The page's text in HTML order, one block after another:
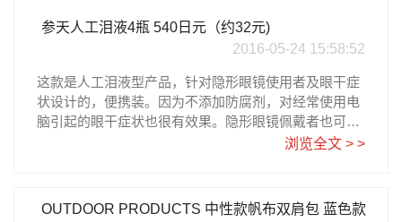
参天人工泪液4瓶 540日元（约32元)
2016-05-24 15:58:52
这款是人工泪液型产品，针对隐形眼镜使用者及眼干症
状设计的，便携装。因为不添加防腐剂，对经常使用电
脑引起的眼干症状也很有效果。隐形眼镜佩戴者也可以
浏览全文 > >
OUTDOOR PRODUCTS 中性款帆布双肩包 蓝色款